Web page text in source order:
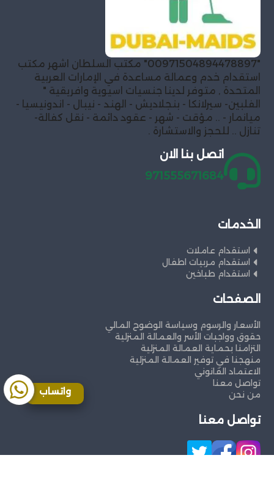
"00971504894478897" مكتب السلطان اشهر مكتب
استقدام خدم وعمالة مساعدة في الإمارات العربية
المتحدة , متوفر لدينا جنسيات اسيوية وافريقية "
الفلبين- سيرلانكا - بنجلاديش - الهند - نيبال - اندونيسيا -
ميانمار - .. مؤقت - شهر - عقود دائمة - نقل كفالة-
تنازل .. للحجز والاستشارة .
اتصل بنا الان
971555671684
الخدمات
استقدام عاملات
استقدام مربيات اطفال
استقدام طباخين
الصفحات
الأسعار والرسوم وسياسة الوضوح المالي
حقوق وواجبات الأسر والعمالة المنزلية
التزامنا بحماية العمالة المنزلية
منهجنا في توفير العمالة المنزلية
الاعتماد القانوني
تواصل معنا
من نحن
تواصل معنا
واتساب